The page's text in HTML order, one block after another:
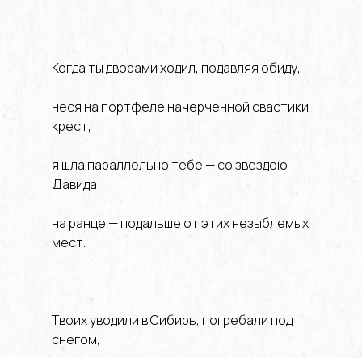
Когда ты дворами ходил, подавляя обиду,
неся на портфеле начерченной свастики
крест,
я шла параллельно тебе — со звездою
Давида
на ранце — подальше от этих незыблемых
мест.
Твоих уводили в Сибирь, погребали под
снегом,